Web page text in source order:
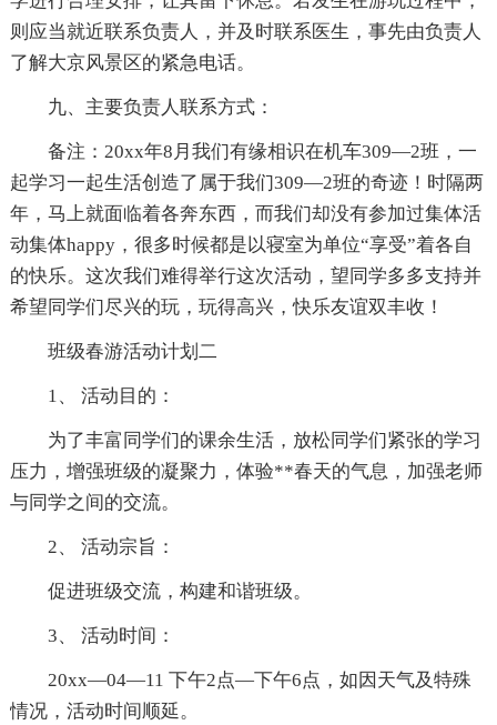
则应当就近联系负责人，并及时联系医生，事先由负责人
了解大京风景区的紧急电话。
九、主要负责人联系方式：
备注：20xx年8月我们有缘相识在机车309—2班，一
起学习一起生活创造了属于我们309—2班的奇迹！时隔两
年，马上就面临着各奔东西，而我们却没有参加过集体活
动集体happy，很多时候都是以寝室为单位“享受”着各自
的快乐。这次我们难得举行这次活动，望同学多多支持并
希望同学们尽兴的玩，玩得高兴，快乐友谊双丰收！
班级春游活动计划二
1、 活动目的：
为了丰富同学们的课余生活，放松同学们紧张的学习
压力，增强班级的凝聚力，体验**春天的气息，加强老师
与同学之间的交流。
2、 活动宗旨：
促进班级交流，构建和谐班级。
3、 活动时间：
20xx—04—11 下午2点—下午6点，如因天气及特殊
情况，活动时间顺延。